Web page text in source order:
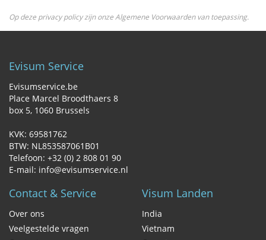
Op deze privacy policy zijn onze Algemene Voorwaarden van toepassing.
Evisum Service
Evisumservice.be
Place Marcel Broodthaers 8
box 5‚ 1060 Brussels
KVK: 69581762
BTW: NL853587061B01
Telefoon: +32 (0) 2 808 01 90
E-mail: info@evisumservice.nl
Contact & Service
Over ons
Veelgestelde vragen
Visum Landen
India
Vietnam